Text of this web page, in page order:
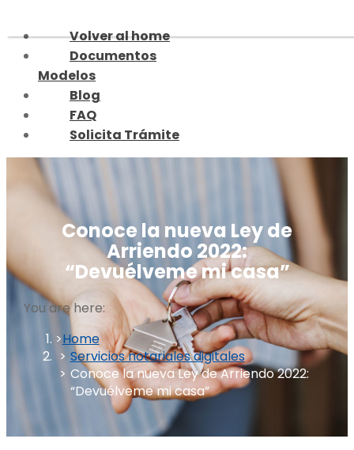
to
content
Volver al home
Documentos
Modelos
Blog
FAQ
Solicita Trámite
Conoce la nueva Ley de
Arriendo 2022:
“Devuélveme mi casa”
You are here:
Home
Servicios notariales digitales
Conoce la nueva Ley de Arriendo 2022:
“Devuélveme mi casa”